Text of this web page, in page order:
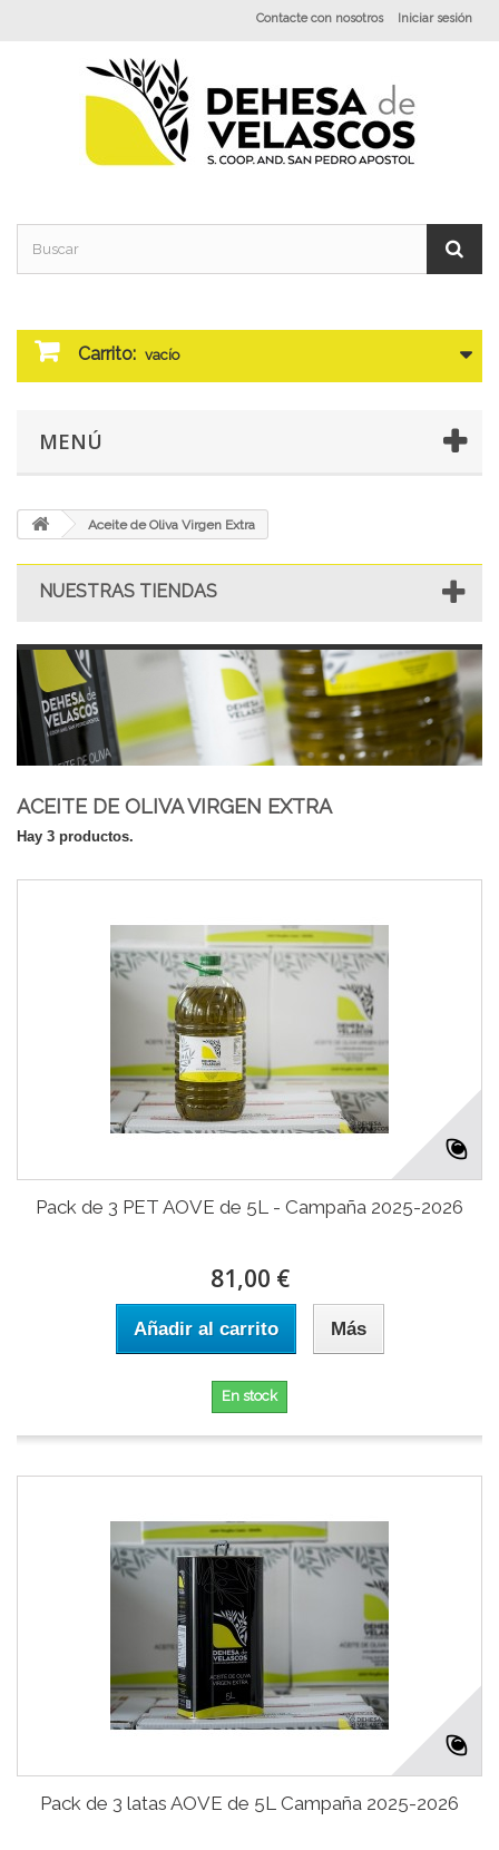
Iniciar sesión
Contacte con nosotros
Carrito: vacío
MENÚ
Aceite de Oliva Virgen Extra
NUESTRAS TIENDAS
ACEITE DE OLIVA VIRGEN EXTRA
Hay 3 productos.
Pack de 3 PET AOVE de 5L - Campaña 2025-2026
81,00 €
Añadir al carrito Más
En stock
Pack de 3 latas AOVE de 5L Campaña 2025-2026